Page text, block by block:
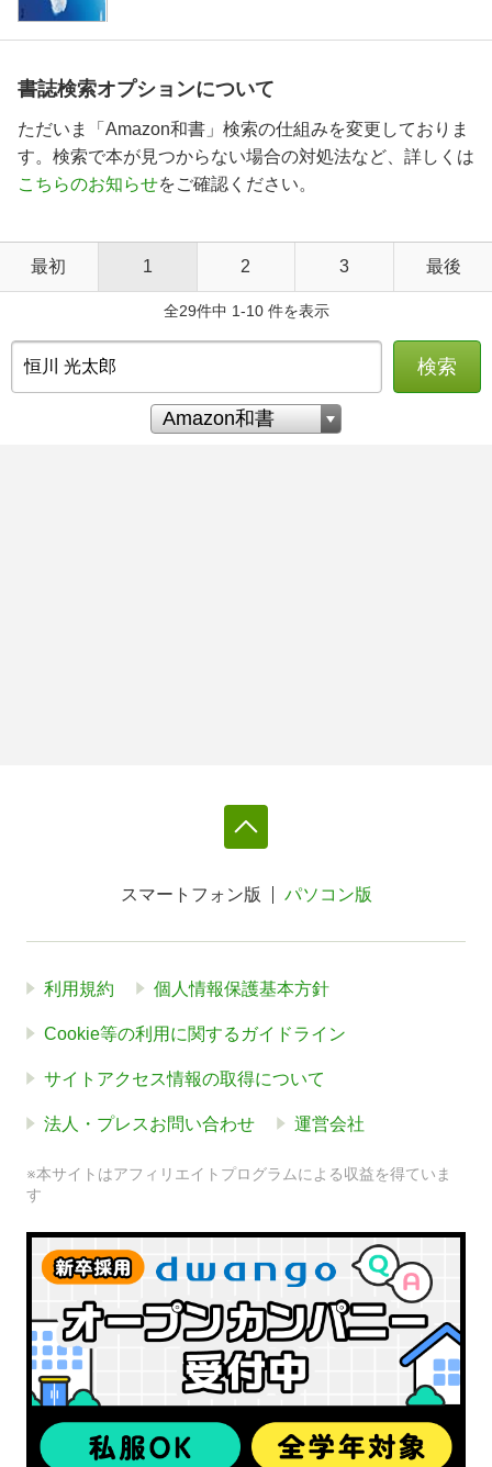
書誌検索オプションについて
ただいま「Amazon和書」検索の仕組みを変更しておりま
す。検索で本が見つからない場合の対処法など、詳しくは
こちらのお知らせをご確認ください。
最初 1 2 3 最後
全29件中 1-10 件を表示
検索
スマートフォン版 パソコン版
利用規約 個人情報保護基本方針
Cookie等の利用に関するガイドライン
サイトアクセス情報の取得について
法人・プレスお問い合わせ 運営会社
※本サイトはアフィリエイトプログラムによる収益を得ていま
す